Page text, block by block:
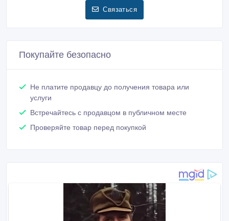
Связаться
Покупайте безопасно
Не платите продавцу до получения товара или
услуги
Встречайтесь с продавцом в публичном месте
Проверяйте товар перед покупкой